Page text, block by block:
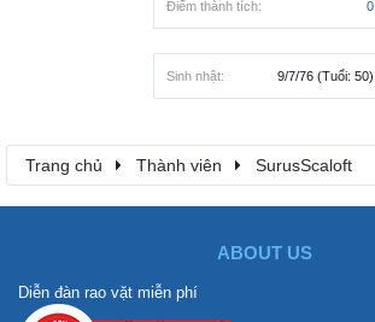
Điểm thành tích:
0
Sinh nhật: 9/7/76 (Tuổi: 50)
Trang chủ Thành viên SurusScaloft
ABOUT US
Diễn đàn rao vặt miễn phí